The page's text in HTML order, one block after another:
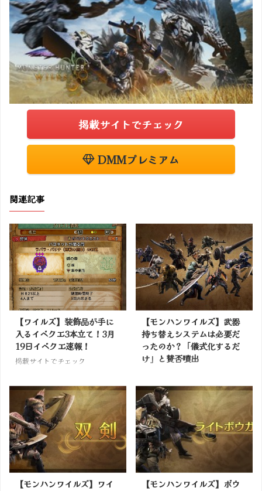
掲載サイトでチェック
DMMプレミアム
関連記事
【ワイルズ】装飾品が手に
入るイベクエ3本立て！3月
19日イベクエ速報！
掲載サイトでチェック
【モンハンワイルズ】武器
持ち替えシステムは必要だ
ったのか？「儀式化するだ
け」と賛否噴出
【モンハンワイルズ】ワイ
【モンハンワイルズ】ボウ